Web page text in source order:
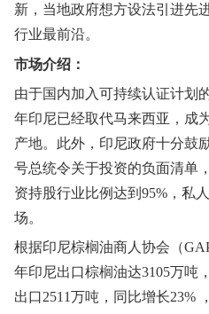
新，当地政府想方设法引进先
行业最前沿。
市场介绍：
由于国内加入可持续认证计划
年印尼已经取代马来西亚，成
产地。此外，印尼政府十分鼓
号总统令关于投资的负面清单
资持股行业比例达到95%，私
场。
根据印尼棕榈油商人协会（
年印尼出口棕榈油达3105万吨
出口2511万吨，同比增长23%